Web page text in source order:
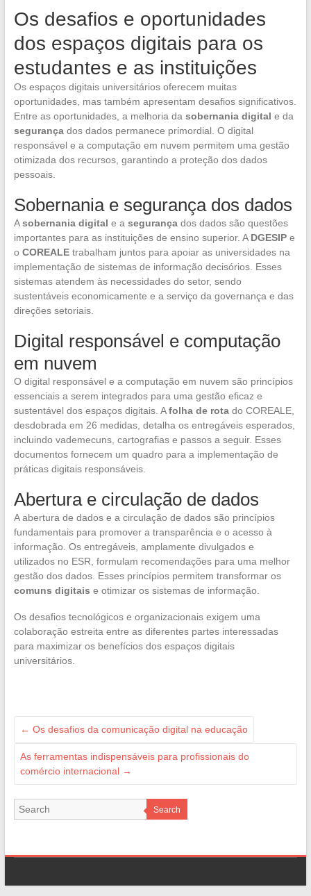
Os desafios e oportunidades
dos espaços digitais para os
estudantes e as instituições
Os espaços digitais universitários oferecem muitas
oportunidades, mas também apresentam desafios significativos.
Entre as oportunidades, a melhoria da sobernania digital e da
segurançados dados permanece primordial. O digital
responsável e a computação em nuvem permitem uma gestão
otimizada dos recursos, garantindo a proteção dos dados
pessoais.
Sobernania e segurança dos dados
Asobernania digital e a segurançados dados são questões
importantes para as instituições de ensino superior. A DGESIPe
o COREALEtrabalham juntos para apoiar as universidades na
implementação de sistemas de informação decisórios. Esses
sistemas atendem às necessidades do setor, sendo
sustentáveis economicamente e a serviço da governança e das
direções setoriais.
Digital responsável e computação
em nuvem
O digital responsável e a computação em nuvem são princípios
essenciais a serem integrados para uma gestão eficaz e
sustentável dos espaços digitais. Afolha de rotado COREALE,
desdobrada em 26 medidas, detalha os entregáveis esperados,
incluindo vademecuns, cartografias e passos a seguir. Esses
documentos fornecem um quadro para a implementação de
práticas digitais responsáveis.
Abertura e circulação de dados
A abertura de dados e a circulação de dados são princípios
fundamentais para promover a transparência e o acesso à
informação. Os entregáveis, amplamente divulgados e
utilizados no ESR, formulam recomendações para uma melhor
gestão dos dados. Esses princípios permitem transformar os
comuns digitais e otimizar os sistemas de informação.
Os desafios tecnológicos e organizacionais exigem uma
colaboração estreita entre as diferentes partes interessadas
para maximizar os benefícios dos espaços digitais
universitários.
← Os desafios da comunicação digital na educação
As ferramentas indispensáveis para profissionais do
comércio internacional →
Search